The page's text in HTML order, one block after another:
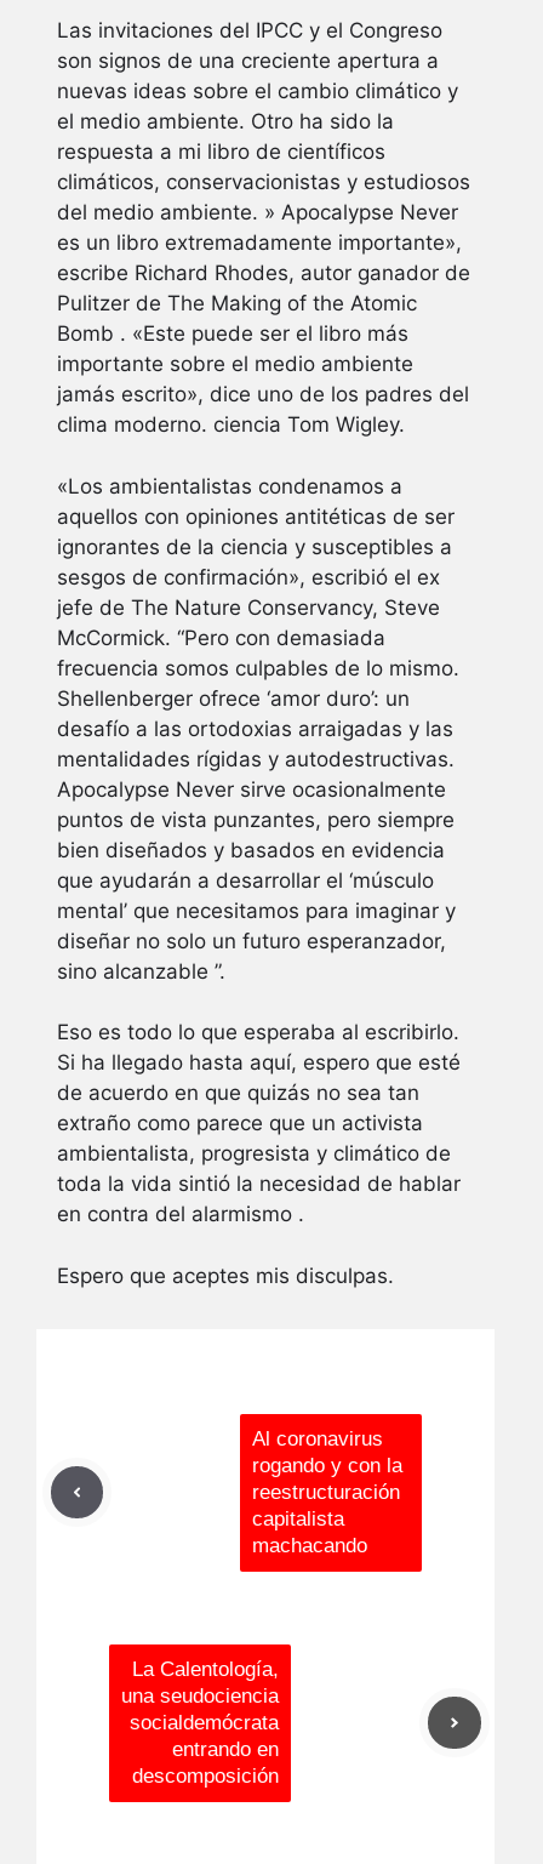
Las invitaciones del IPCC y el Congreso
son signos de una creciente apertura a
nuevas ideas sobre el cambio climático y
el medio ambiente. Otro ha sido la
respuesta a mi libro de científicos
climáticos, conservacionistas y estudiosos
del medio ambiente. » Apocalypse Never
es un libro extremadamente importante»,
escribe Richard Rhodes, autor ganador de
Pulitzer de The Making of the Atomic
Bomb . «Este puede ser el libro más
importante sobre el medio ambiente
jamás escrito», dice uno de los padres del
clima moderno. ciencia Tom Wigley.
«Los ambientalistas condenamos a
aquellos con opiniones antitéticas de ser
ignorantes de la ciencia y susceptibles a
sesgos de confirmación», escribió el ex
jefe de The Nature Conservancy, Steve
McCormick. “Pero con demasiada
frecuencia somos culpables de lo mismo.
Shellenberger ofrece ‘amor duro’: un
desafío a las ortodoxias arraigadas y las
mentalidades rígidas y autodestructivas.
Apocalypse Never sirve ocasionalmente
puntos de vista punzantes, pero siempre
bien diseñados y basados ​​en evidencia
que ayudarán a desarrollar el ‘músculo
mental’ que necesitamos para imaginar y
diseñar no solo un futuro esperanzador,
sino alcanzable ”.
Eso es todo lo que esperaba al escribirlo.
Si ha llegado hasta aquí, espero que esté
de acuerdo en que quizás no sea tan
extraño como parece que un activista
ambientalista, progresista y climático de
toda la vida sintió la necesidad de hablar
en contra del alarmismo .
Espero que aceptes mis disculpas.
Al coronavirus
rogando y con la
reestructuración
capitalista
machacando
La Calentología,
una seudociencia
socialdemócrata
entrando en
descomposición